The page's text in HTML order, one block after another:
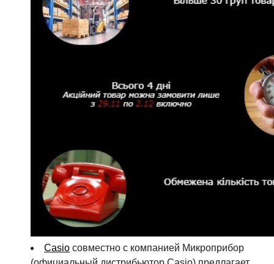
Casio совместно с компанией Микроприбор